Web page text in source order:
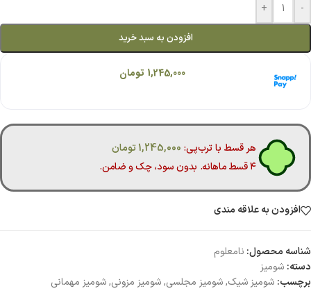
-
+
افزودن به سبد خرید
1,245,000 تومان
هر قسط با ترب‌پی: 1,245,000تومان
۴ قسط ماهانه. بدون سود، چک و ضامن.
افزودن به علاقه مندی
شناسه محصول: نامعلوم
دسته: شومیز
برچسب: شومیز شیک,شومیز مجلسی,شومیز مزونی,شومیز مهمانی